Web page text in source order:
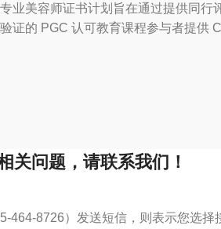
专业美容师证书计划旨在通过提供同行
验证的 PGC 认可教育课程参与者提供
关问题，请联系我们！
464-8726）发送短信，则表示您选择